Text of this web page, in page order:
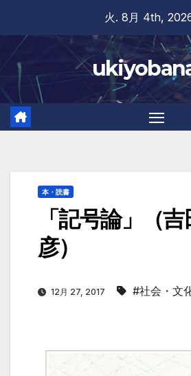
content
火. 8月 4th,
本・読書
「記号論」（
彦）
12月 27, 2017 #社会・文